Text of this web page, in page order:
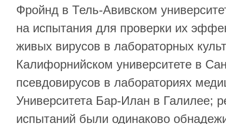
Фройнд в Тель-Авивском
на испытания для проверки их
живых вирусов в лабораторных
Калифорнийском университете в
псевдовирусов в лабораториях
Университета Бар-Илан в Галилее;
испытаний были одинаково